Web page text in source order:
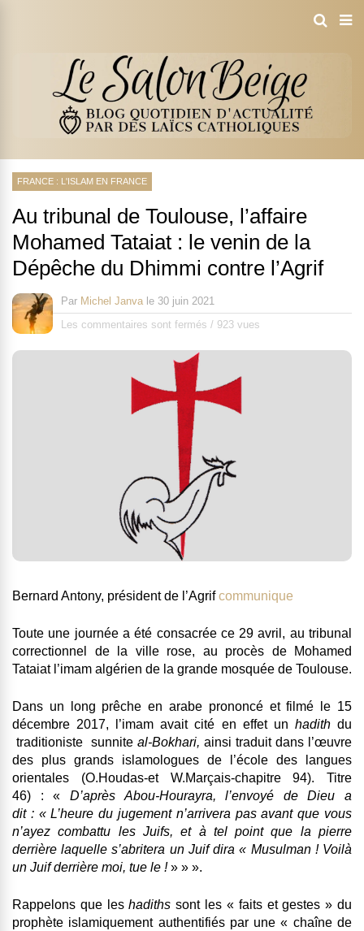
FRANCE : L'ISLAM EN FRANCE
Au tribunal de Toulouse, l’affaire
Mohamed Tataiat : le venin de la
Dépêche du Dhimmi contre l’Agrif
Par Michel Janva le 30 juin 2021
Les commentaires sont fermés / 923 vues
Bernard Antony, président de l’Agrifcommunique
Toute une journée a été consacrée ce 29 avril, au tribunal
correctionnel de la ville rose, au procès de Mohamed
Tataiat l’imam algérien de la grande mosquée de Toulouse.
Dans un long prêche en arabe prononcé et filmé le 15
décembre 2017, l’imam avait cité en effet un hadithdu
traditioniste sunnite al-Bokhari, ainsi traduit dans l’œuvre
des plus grands islamologues de l’école des langues
orientales (O.Houdas-et W.Marçais-chapitre 94). Titre
46) : « D’après Abou-Hourayra, l’envoyé de Dieu a
dit : « L’heure du jugement n’arrivera pas avant que vous
n’ayez combattu les Juifs, et à tel point que la pierre
derrière laquelle s’abritera un Juif dira « Musulman ! Voilà
un Juif derrière moi, tue le !» » ».
Rappelons que leshadiths sont les « faits et gestes » du
prophète islamiquement authentifiés par une « chaîne de